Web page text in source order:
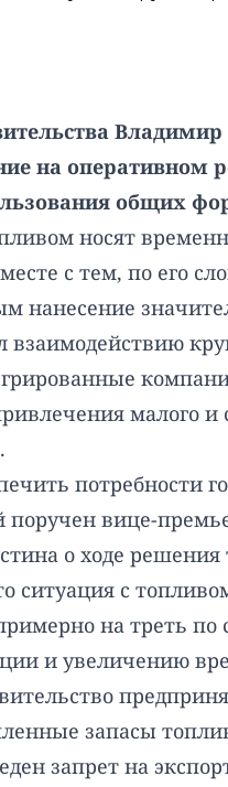
на оперативном
общих
носят
с тем, по его
нанесение
взаимодействию
малого и
потребности
поручен вице-
о ходе решения
ситуация с
на треть
и увеличению
запасы
запрет на